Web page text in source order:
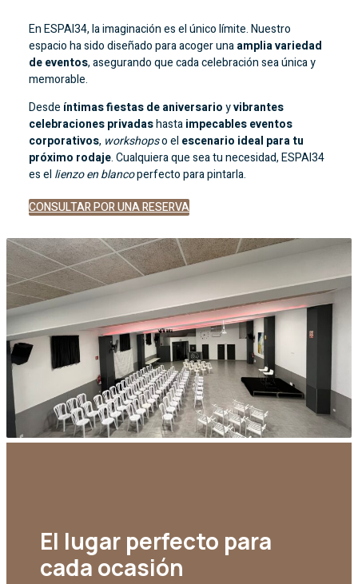
En ESPAI34, la imaginación es el único límite. Nuestro
espacio ha sido diseñado para acoger unaamplia variedad
de eventos, asegurando que cada celebración sea única y
memorable.
Desde íntimas fiestas de aniversarioyvibrantes
celebraciones privadashastaimpecables eventos
corporativos, workshopso el escenario ideal para tu
próximo rodaje. Cualquiera que sea tu necesidad, ESPAI34
es el lienzo en blancoperfecto para pintarla.
CONSULTAR POR UNA RESERVA
El lugar perfecto para
cada ocasión